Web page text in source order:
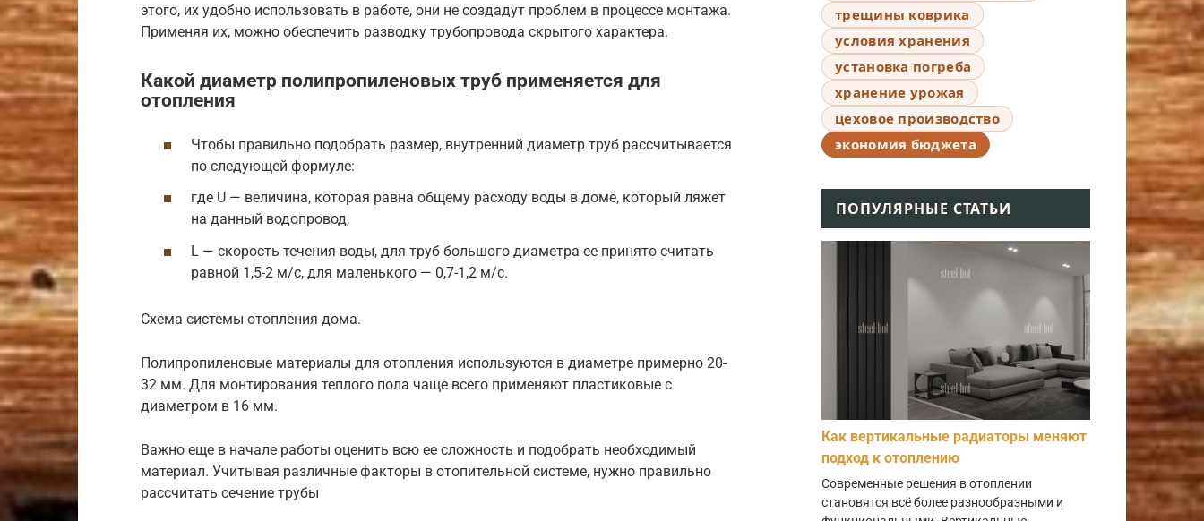
этого, их удобно использовать в работе, они не создадут проблем в процессе монтажа.
Применяя их, можно обеспечить разводку трубопровода скрытого характера.
Какой диаметр полипропиленовых труб применяется для
отопления
Чтобы правильно подобрать размер, внутренний диаметр труб рассчитывается
по следующей формуле:
где U — величина, которая равна общему расходу воды в доме, который ляжет
на данный водопровод,
L — скорость течения воды, для труб большого диаметра ее принято считать
равной 1,5-2 м/с, для маленького — 0,7-1,2 м/с.
Схема системы отопления дома.
Полипропиленовые материалы для отопления используются в диаметре примерно 20-
32 мм. Для монтирования теплого пола чаще всего применяют пластиковые с
диаметром в 16 мм.
Важно еще в начале работы оценить всю ее сложность и подобрать необходимый
материал. Учитывая различные факторы в отопительной системе, нужно правильно
рассчитать сечение трубы
трещины коврика
условия хранения
установка погреба
хранение урожая
цеховое производство
экономия бюджета
ПОПУЛЯРНЫЕ СТАТЬИ
Как вертикальные радиаторы меняют
подход к отоплению
Современные решения в отоплении
становятся всё более разнообразными и